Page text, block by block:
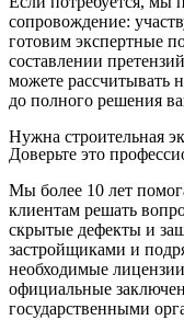
сопровождение:
готовим экспертные
составлении
можете рассчитывать
до полного решения
Нужна строительная
Доверьте это
Мы более 10 лет
клиентам решать
скрытые дефекты и
застройщиками и
необходимые
официальные
государственными